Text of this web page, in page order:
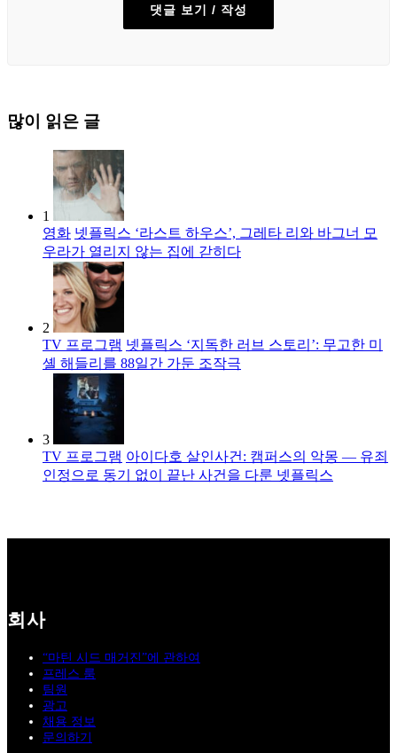
댓글 보기 / 작성
많이 읽은 글
1
영화 넷플릭스 ‘라스트 하우스’, 그레타 리와 바그너 모
우라가 열리지 않는 집에 갇히다
2
TV 프로그램 넷플릭스 ‘지독한 러브 스토리’: 무고한 미
셸 해들리를 88일간 가둔 조작극
3
TV 프로그램 아이다호 살인사건: 캠퍼스의 악몽 — 유죄
인정으로 동기 없이 끝난 사건을 다룬 넷플릭스
회사
“마틴 시드 매거진”에 관하여
프레스 룸
팀원
광고
채용 정보
문의하기